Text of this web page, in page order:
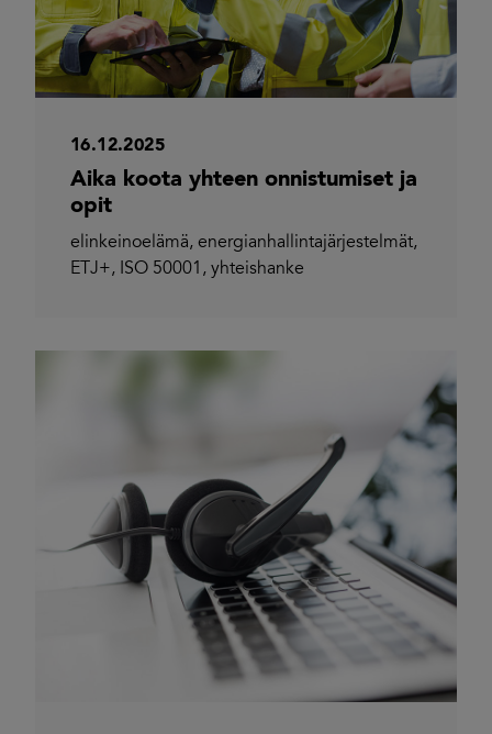
16.12.2025
Aika koota yhteen onnistumiset ja
opit
elinkeinoelämä, energianhallintajärjestelmät,
ETJ+, ISO 50001 , yhteishanke